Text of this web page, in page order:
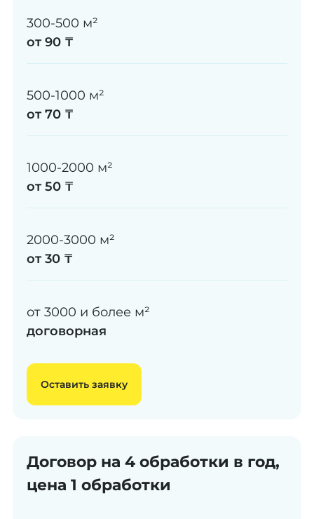
300-500 м²
от 90 ₸
500-1000 м²
от 70 ₸
1000-2000 м²
от 50 ₸
2000-3000 м²
от 30 ₸
от 3000 и более м²
договорная
Оставить заявку
Договор на 4 обработки в год,
цена 1 обработки